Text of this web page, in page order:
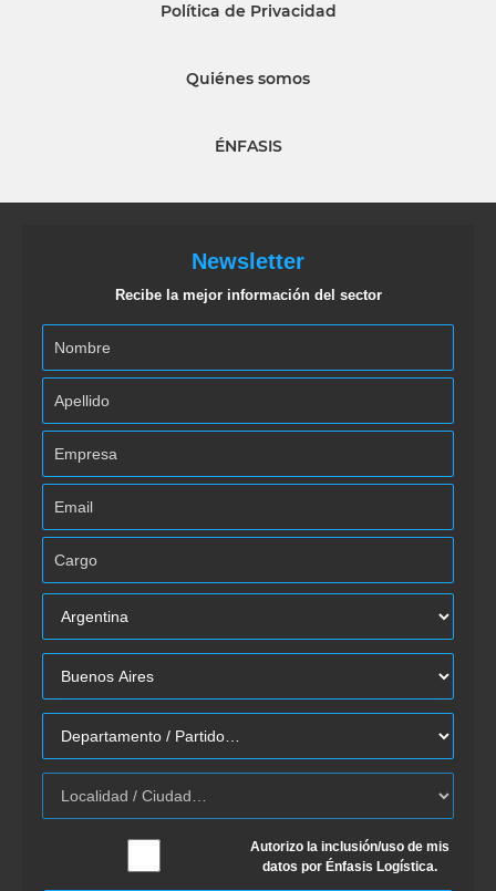
Política de Privacidad
Quiénes somos
ÉNFASIS
Newsletter
Recibe la mejor información del sector
Autorizo la inclusión/uso de mis
datos por Énfasis Logística.